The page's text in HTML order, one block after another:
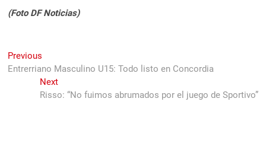
(Foto DF Noticias)
Navegación
de
entradas
Previous
post:
Entrerriano Masculino U15: Todo listo en Concordia
NextNext
post:
Risso: “No fuimos abrumados por el juego de Sportivo”